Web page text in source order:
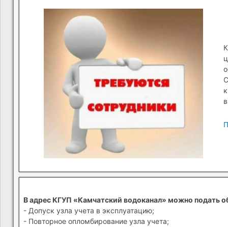
В адрес КГУП «Камчатский водоканал» можно подать
- Допуск узла учета в эксплуатацию;
- Повторное опломбирование узла учета;